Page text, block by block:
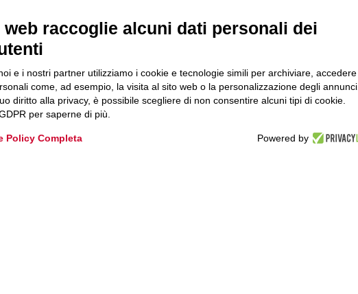
Legacoop
sul
MultiMedia
Guarda i nostri video, storie e webinar.
web raccoglie alcuni dati personali dei
e i nostri partner utilizziamo i cookie e tecnologie simili per archiviare, accedere
come, ad esempio, la visita al sito web o la personalizzazione degli annunci.
diritto alla privacy, è possibile scegliere di non consentire alcuni tipi di cookie.
per saperne di più.
Policy Completa Powered by